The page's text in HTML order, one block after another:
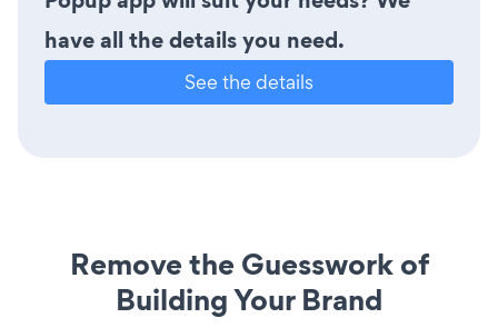
have all the details you need.
See the details
Remove the Guesswork of
Building Your Brand